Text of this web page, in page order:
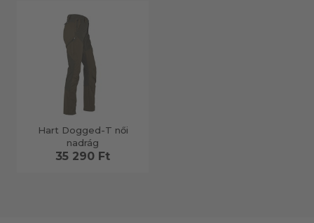
Hart Dogged-T női
nadrág
35 290 Ft